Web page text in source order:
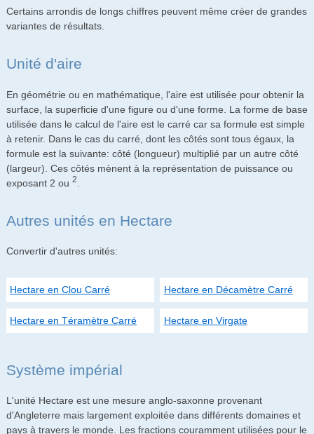
Certains arrondis de longs chiffres peuvent même créer de grandes
variantes de résultats.
Unité d'aire
En géométrie ou en mathématique, l'aire est utilisée pour obtenir la
surface, la superficie d'une figure ou d'une forme. La forme de base
utilisée dans le calcul de l'aire est le carré car sa formule est simple
à retenir. Dans le cas du carré, dont les côtés sont tous égaux, la
formule est la suivante: côté (longueur) multiplié par un autre côté
(largeur). Ces côtés mènent à la représentation de puissance ou
exposant 2 ou 2
Autres unités en Hectare
Convertir d'autres unités:
Hectare en Clou Carré Hectare en Décamètre Carré
Hectare en Téramètre Carré Hectare en Virgate
Système impérial
L'unité Hectare est une mesure anglo-saxonne provenant
d'Angleterre mais largement exploitée dans différents domaines et
pays à travers le monde. Les fractions couramment utilisées pour le